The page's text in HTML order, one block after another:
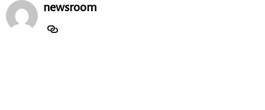
newsroom